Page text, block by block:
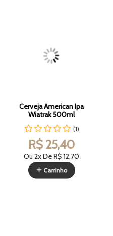
Cerveja American Ipa
Wiatrak 500ml
(1)
R$ 25,40
Ou 2x DeR$ 12,70
Carrinho